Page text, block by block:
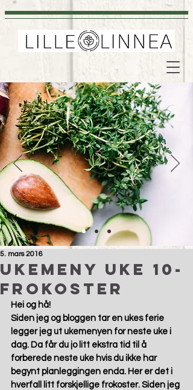
Ukemeny uke 10-
frokoster
5. mars 2016
Hei og hå!
Siden jeg og bloggen tar en ukes ferie
legger jeg ut ukemenyen for neste uke i
dag. Da får du jo litt ekstra tid til å
forberede neste uke hvis du ikke har
begynt planleggingen enda. Her er det i
hverfall litt forskjellige frokoster. Siden jeg